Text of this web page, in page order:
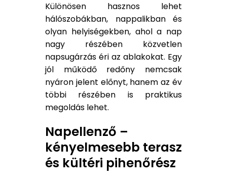
Különösen hasznos lehet
hálószobákban, nappalikban és
olyan helyiségekben, ahol a nap
nagy részében közvetlen
napsugárzás éri az ablakokat. Egy
jól működő redőny nemcsak
nyáron jelent előnyt, hanem az év
többi részében is praktikus
megoldás lehet.
Napellenző –
kényelmesebb terasz
és kültéri pihenőrész